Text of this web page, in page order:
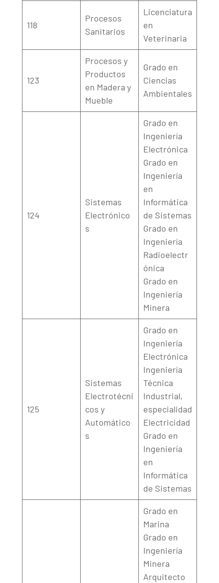
118
Procesos
Sanitarios
Licenciatura
en
Veterinaria
123
Procesos y
Productos
en Madera y
Mueble
Grado en
Ciencias
Ambientales
124
Sistemas
Electrónico
s
Grado en
Ingeniería
Electrónica
Grado en
Ingeniería
en
Informática
de Sistemas
Grado en
Ingeniería
Radioelectr
ónica
Grado en
Ingeniería
Minera
125
Sistemas
Electrotécni
cos y
Automático
s
Grado en
Ingeniería
Electrónica
Ingeniería
Técnica
Industrial,
especialidad
Electricidad
Grado en
Ingeniería
en
Informática
de Sistemas
Grado en
Marina
Grado en
Ingeniería
Minera
Arquitecto